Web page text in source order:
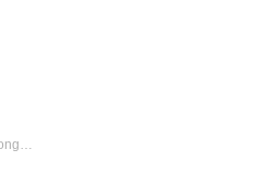
Camisa Masculina Amil Manga Longa Comfor...